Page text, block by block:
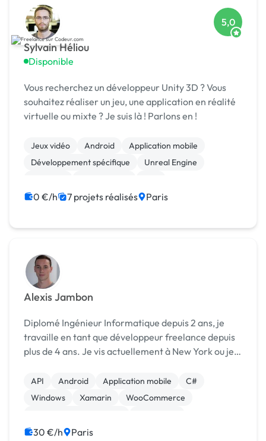
Sylvain Héliou
Disponible
5,0
Vous recherchez un développeur Unity 3D ? Vous
souhaitez réaliser un jeu, une application en réalité
virtuelle ou mixte ? Je suis là ! Parlons en !
Jeux vidéo Android
Application mobile
Développement spécifique
Unreal Engine
Gestion de projet
0 €/h 7 projets réalisés Paris
Alexis Jambon
Diplomé Ingénieur Informatique depuis 2 ans, je
travaille en tant que développeur freelance depuis
plus de 4 ans. Je vis actuellement à New York ou je
entreprise de développement logiciel. Je dispos...
API Android Application mobile
C#
Windows
Xamarin
WooCommerce
30 €/h Paris